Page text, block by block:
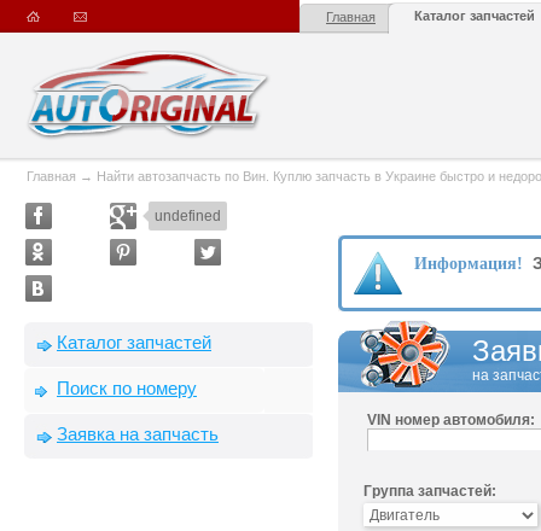
Главная Каталог запчастей
Главная → Найти автозапчасть по Вин. Куплю запчасть в Украине быстро и
undefined
Каталог запчастей
Поиск по номеру
Заявка на запчасть
Информация!
на
VIN номер автомобиля:
Группа запчастей: